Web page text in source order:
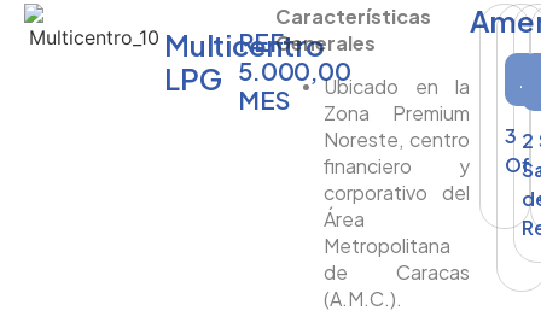
Multicentro
LPG
REF.
5.000,00
MES
Características
Generales
Ubicado en la
Zona Premium
Noreste, centro
financiero y
corporativo del
Área
Metropolitana
de Caracas
(A.M.C.).
3 2